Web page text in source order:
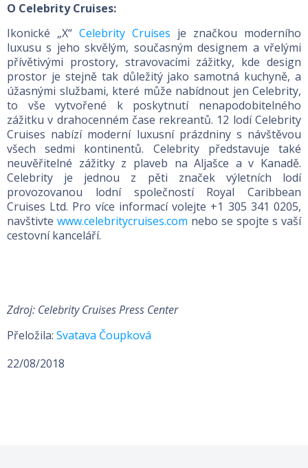
O Celebrity Cruises:
Ikonické „X“ Celebrity Cruises je značkou moderního
luxusu s jeho skvělým, současným designem a vřelými
přívětivými prostory, stravovacími zážitky, kde design
prostor je stejně tak důležitý jako samotná kuchyně, a
úžasnými službami, které může nabídnout jen Celebrity,
to vše vytvořené k poskytnutí nenapodobitelného
zážitku v drahocenném čase rekreantů. 12 lodí Celebrity
Cruises nabízí moderní luxusní prázdniny s návštěvou
všech sedmi kontinentů. Celebrity představuje také
neuvěřitelné zážitky z plaveb na Aljašce a v Kanadě.
Celebrity je jednou z pěti značek výletních lodí
provozovanou lodní společností Royal Caribbean
Cruises Ltd. Pro více informací volejte +1 305 341 0205,
navštivte www.celebritycruises.com nebo se spojte s vaší
cestovní kanceláří.
Zdroj: Celebrity Cruises Press Center
Přeložila: Svatava Čoupková
22/08/2018